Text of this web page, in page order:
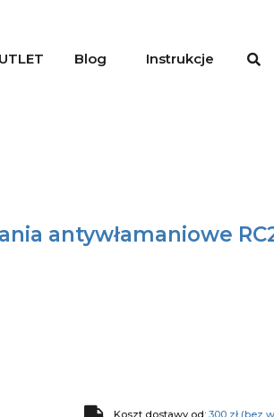
Blog Instrukcje
antywłamaniowe
Koszt dostawy od:300 zł (bez